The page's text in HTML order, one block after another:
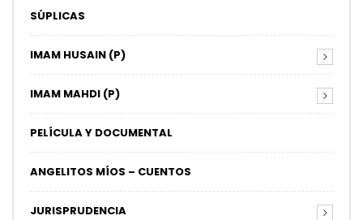
SÚPLICAS
IMAM HUSAIN (P)
IMAM MAHDI (P)
PELÍCULA Y DOCUMENTAL
ANGELITOS MÍOS – CUENTOS
JURISPRUDENCIA